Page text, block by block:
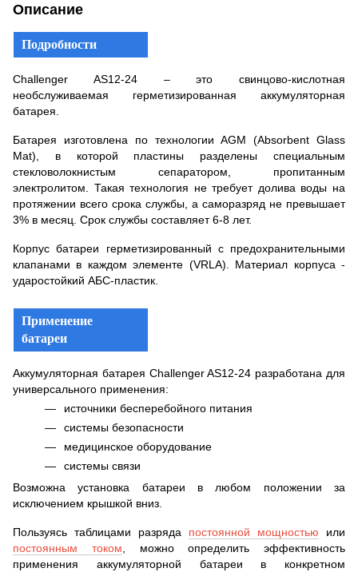
Описание
Подробности
Challenger AS12-24 – это свинцово-кислотная
необслуживаемая герметизированная аккумуляторная
батарея.
Батарея изготовлена по технологии AGM (Absorbent Glass
Mat), в которой пластины разделены специальным
стекловолокнистым сепаратором, пропитанным
электролитом. Такая технология не требует долива воды на
протяжении всего срока службы, а саморазряд не превышает
3% в месяц. Срок службы составляет 6-8 лет.
Корпус батареи герметизированный с предохранительными
клапанами в каждом элементе (VRLA). Материал корпуса -
ударостойкий АБС-пластик.
Применение
батареи
Аккумуляторная батарея Challenger AS12-24 разработана для
универсального применения:
источники бесперебойного питания
системы безопасности
медицинское оборудование
системы связи
Возможна установка батареи в любом положении за
исключением крышкой вниз.
Пользуясь таблицами разряда постоянной мощностью
или
постоянным током , можно определить эффективность
применения аккумуляторной батареи в конкретном